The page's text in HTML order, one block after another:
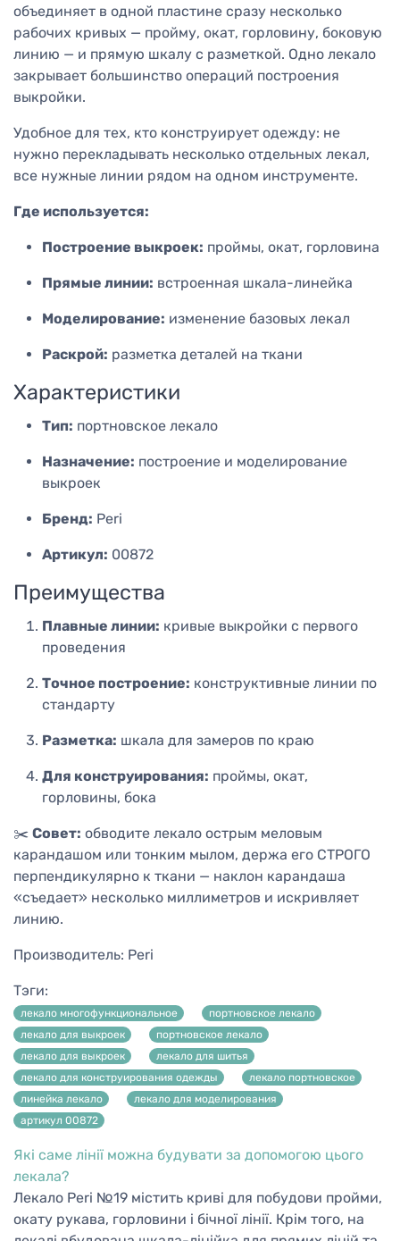
объединяет в одной пластине сразу несколько
рабочих кривых — пройму, окат, горловину, боковую
линию — и прямую шкалу с разметкой. Одно лекало
закрывает большинство операций построения
выкройки.
Удобное для тех, кто конструирует одежду: не
нужно перекладывать несколько отдельных лекал,
все нужные линии рядом на одном инструменте.
Где используется:
Построение выкроек: проймы, окат, горловина
Прямые линии: встроенная шкала-линейка
Моделирование: изменение базовых лекал
Раскрой: разметка деталей на ткани
Характеристики
Тип: портновское лекало
Назначение: построение и моделирование
выкроек
Бренд: Peri
Артикул: 00872
Преимущества
Плавные линии: кривые выкройки с первого
проведения
Точное построение: конструктивные линии по
стандарту
Разметка: шкала для замеров по краю
Для конструирования: проймы, окат,
горловины, бока
✂️ Совет: обводите лекало острым меловым
карандашом или тонким мылом, держа его СТРОГО
перпендикулярно к ткани — наклон карандаша
«съедает» несколько миллиметров и искривляет
линию.
Производитель: Peri
Тэги:
лекало многофункциональное
портновское лекало
лекало для выкроек
портновское лекало
лекало для выкроек
лекало для шитья
лекало для конструирования одежды
лекало портновское
линейка лекало
лекало для моделирования
артикул 00872
Які саме лінії можна будувати за допомогою цього
лекала?
Лекало Peri №19 містить криві для побудови пройми,
окату рукава, горловини і бічної лінії. Крім того, на